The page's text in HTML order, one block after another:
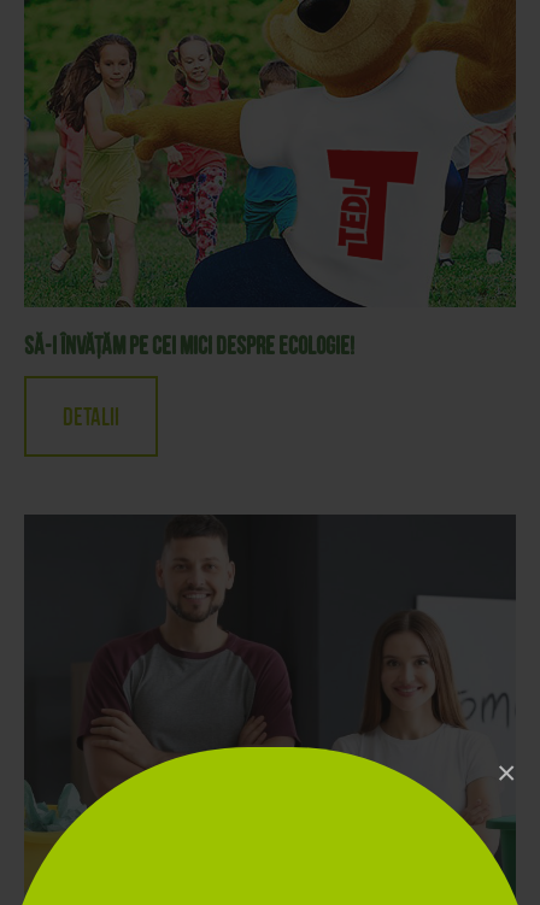
×
Să-i învățăm pe cei mici despre ecologie!
Detalii